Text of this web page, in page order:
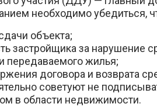
необходимо убедиться,
объекта;
застройщика за нарушение
передаваемого жилья;
договора и возврата
советуют не
в области недвижимости.